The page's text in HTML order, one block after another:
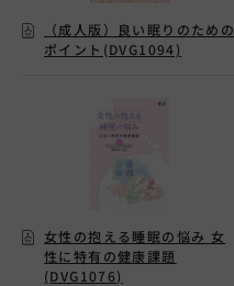
（成人版）良い眠りのための
ポイント(DVG1094)
女性の抱える睡眠の悩み 女
性に特有の健康課題
(DVG1076)